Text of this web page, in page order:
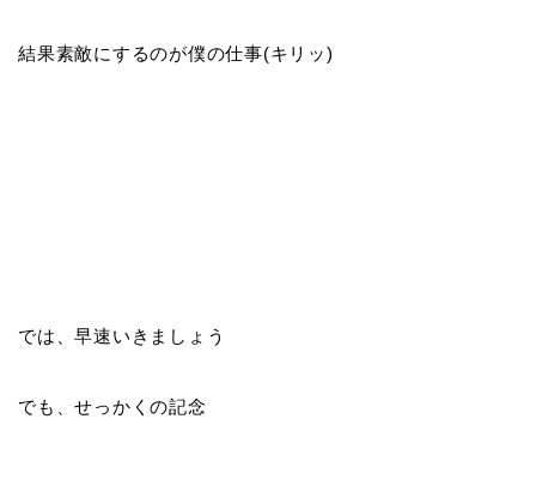
結果素敵にするのが僕の仕事(キリッ)
では、早速いきましょう
でも、せっかくの記念